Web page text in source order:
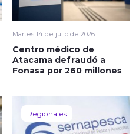
Martes 14 de julio de 2026
Centro médico de
Atacama defraudó a
Fonasa por 260 millones
Regionales